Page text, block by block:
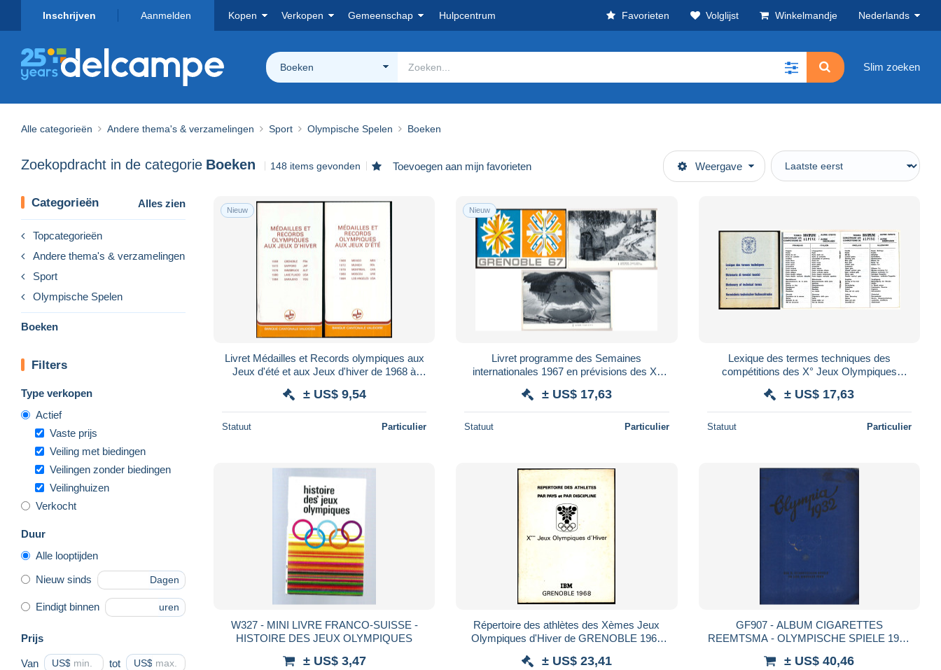
Inschrijven Aanmelden Kopen Verkopen Gemeenschap Hulpcentrum Favorieten Volglijst Winkelmandje Nederlands
Boeken Slim zoeken
Alle categorieën Andere thema's & verzamelingen Sport Olympische Spelen Boeken
Zoekopdracht in de categorie Boeken 148 items gevonden Toevoegen aan mijn favorieten Weergave
Categorieën Alles zien
Topcategorieën
Andere thema's & verzamelingen
Sport
Olympische Spelen
Boeken
Filters
Type verkopen
Actief
Vaste prijs
Veiling met biedingen
Veilingen zonder biedingen
Veilinghuizen
Verkocht
Duur
Alle looptijden
Nieuw sinds Dagen
Eindigt binnen uren
Prijs
Van US$ tot US$
Nieuw
Livret Médailles et Records olympiques aux
Jeux d'été et aux Jeux d'hiver de 1968 à
± US$ 9,54
Statuut Particulier
Nieuw
Livret programme des Semaines
internationales 1967 en prévisions des X°
*
± US$ 17,63
Statuut Particulier
Lexique des termes techniques des
compétitions des X° Jeux Olympiques
games 68
± US$ 17,63
Statuut Particulier
W327 - MINI LIVRE FRANCO-SUISSE -
HISTOIRE DES JEUX OLYMPIQUES
± US$ 3,47
Répertoire des athlètes des Xèmes Jeux
Olympiques d'Hiver de GRENOBLE 1968
± US$ 23,41
GF907 - ALBUM CIGARETTES
REEMTSMA - OLYMPISCHE SPIELE 1932
± US$ 40,46